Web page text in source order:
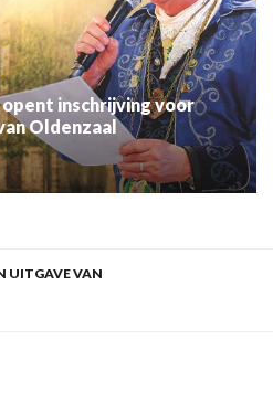
inschrijving voor
Oldenzaal
UITGAVE VAN